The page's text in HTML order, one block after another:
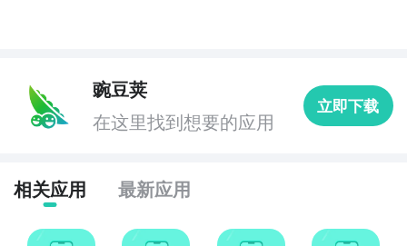
豌豆荚
在这里找到想要的应用
立即下载
相关应用 最新应用